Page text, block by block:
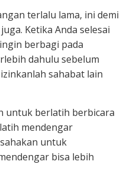
terlalu lama, ini demi
Ketika Anda selesai
berbagi pada
dahulu sebelum
sahabat lain
untuk berlatih berbicara
mendengar
untuk
bisa lebih